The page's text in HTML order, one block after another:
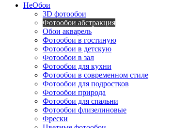
НеОбои
3D фотообои
Фотообои абстракция
Обои акварель
Фотообои в гостиную
Фотообои в детскую
Фотообои в зал
Фотообои для кухни
Фотообои в современном стиле
Фотообои для подростков
Фотообои природа
Фотообои для спальни
Фотообои флизелиновые
Фрески